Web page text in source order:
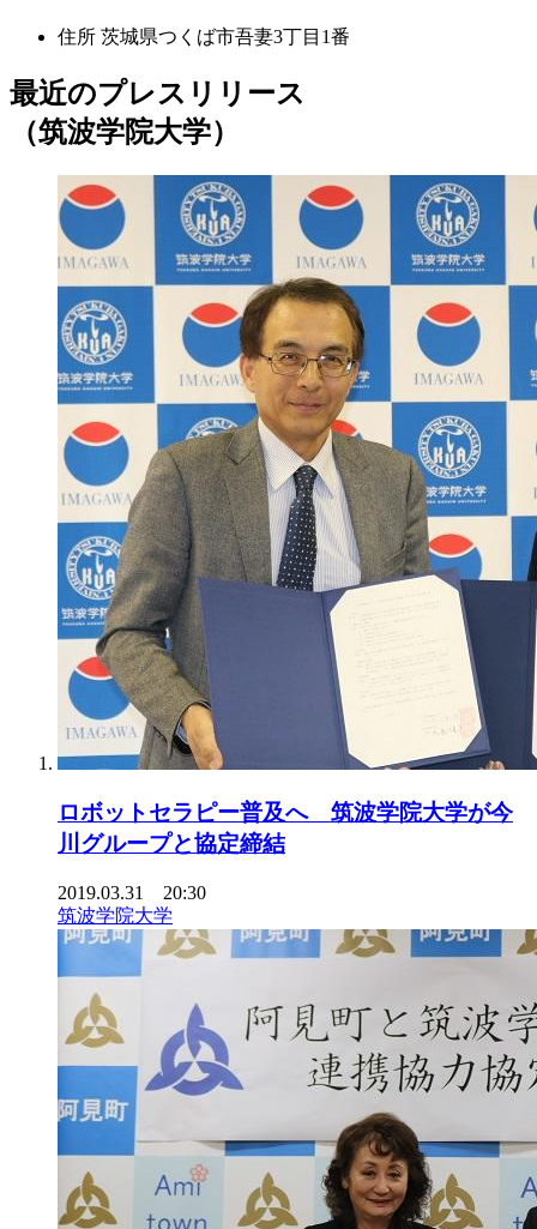
住所 茨城県つくば市吾妻3丁目1番
最近のプレスリリース
（筑波学院大学）
ロボットセラピー普及へ 筑波学院大学が今
川グループと協定締結
2019.03.31 20:30
筑波学院大学